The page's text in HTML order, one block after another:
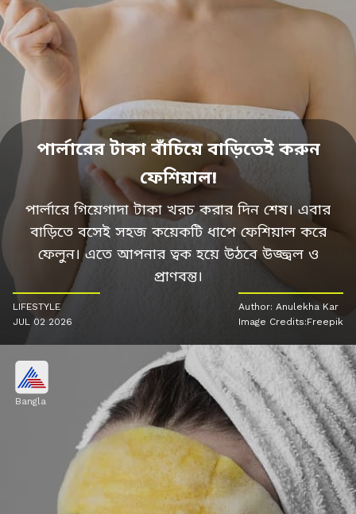
পার্লারের টাকা বাঁচিয়ে বাড়িতেই করুন
ফেশিয়াল!
পার্লারে গিয়েগাদা টাকা খরচ করার দিন শেষ। এবার
বাড়িতে বসেই সহজ কয়েকটি ধাপে ফেশিয়াল করে
ফেলুন। এতে আপনার ত্বক হয়ে উঠবে উজ্জ্বল ও
প্রাণবন্ত।
LIFESTYLE
JUL 02 2026
Author: Anulekha Kar
Image Credits:Freepik
Bangla